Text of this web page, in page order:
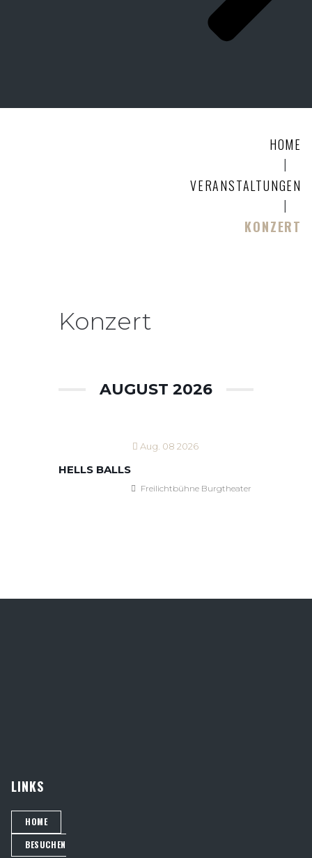
HOME
|
VERANSTALTUNGEN
|
KONZERT
Konzert
AUGUST 2026
Aug. 08 2026
HELLS BALLS
Freilichtbühne Burgtheater
LINKS
HOME
BESUCHEN